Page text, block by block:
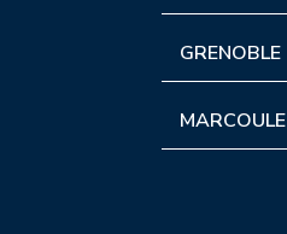
GRENOBLE
MARCOULE